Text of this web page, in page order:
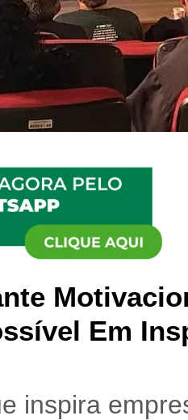
Em
inspira